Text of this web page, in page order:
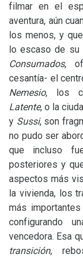
filmar en el
aventura, aún
los menos, y
lo escaso de su
Consumados,
cesantía- el
Nemesio, los
Latente, o la
y Sussi, son
no pudo ser
que incluso
posteriores y
aspectos más
la vivienda, los
más
configurando
vencedora. Esa
transición,